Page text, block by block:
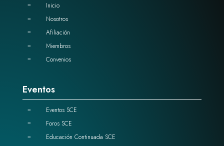
= Inicio
= Nosotros
= Afiliación
= Miembros
= Convenios
Eventos
= Eventos SCE
= Foros SCE
= Educación Continuada SCE